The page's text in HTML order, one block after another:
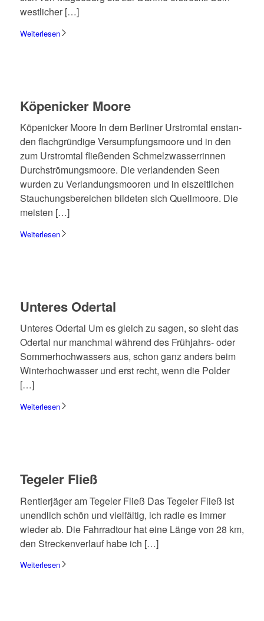
west­li­cher […]
Weiterlesen
Köpe­nicker Moore
Köpe­nicker Moore In dem Berli­ner Urstrom­tal enstan­
den flach­grün­dige Versump­fungs­moore und in den
zum Urstrom­tal flie­ßen­den Schmelz­was­ser­rin­nen
Durch­strö­mungs­moore. Die verlan­den­den Seen
wurden zu Verlan­dungs­moo­ren und in eiszeit­li­chen
Stau­chungs­be­rei­chen bilde­ten sich Quell­moore. Die
meisten […]
Weiterlesen
Unte­res Oder­tal
Unte­res Oder­tal Um es gleich zu sagen, so sieht das
Oder­tal nur manch­mal während des Früh­­jahrs- oder
Sommer­hoch­was­sers aus, schon ganz anders beim
Winter­hoch­was­ser und erst recht, wenn die Polder
[…]
Weiterlesen
Tege­ler Fließ
Rentier­jä­ger am Tege­ler Fließ Das Tege­ler Fließ ist
unend­lich schön und viel­fäl­tig, ich radle es immer
wieder ab. Die Fahr­rad­tour hat eine Länge von 28 km,
den Strecken­ver­lauf habe ich […]
Weiterlesen